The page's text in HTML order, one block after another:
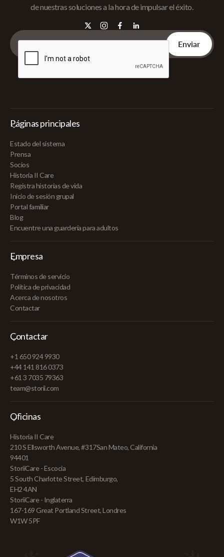
de nuestras soluciones a la hora de impulsar el éxito.
Páginas principales
Estado del sistema
Prensa
Socios
Historia II Care
Registra historias de vida
Inicio de sesión grupal
Portal familiar
Blog
Encuentre una guardería para adultos
Empresa
Términos de servicio
Política de privacidad
Acerca de nosotros
Contactar
Contactar
+1 650 924 9930
+44 141 816 0373
+61 3 7035 79363
team@storii.com
Oficinas
Historia II Care
210 S Ellsworth Avenue, #317San Mateo, California
94401
StoriiCare - Escocia
5 South Charlotte Street, Edimburgo,
EH2 4AN
StoriiCare - Inglaterra
167-169 Great Portland Street, Londres
W1W 5PF